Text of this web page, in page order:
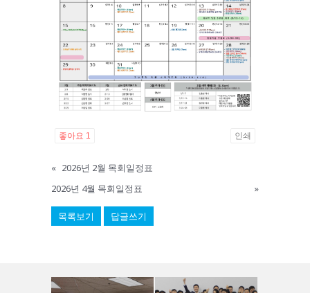
좋아요 1 인쇄
« 2026년 2월 목회일정표
2026년 4월 목회일정표
»
목록보기 답글쓰기